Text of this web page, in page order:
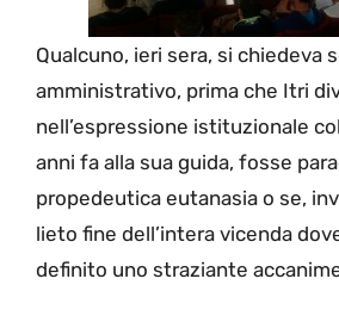
Qualcuno, ieri sera, si chiedeva
amministrativo, prima che Itri
nell’espressione istituzionale
anni fa alla sua guida, fosse
propedeutica eutanasia o se,
lieto fine dell’intera vicenda
definito uno straziante